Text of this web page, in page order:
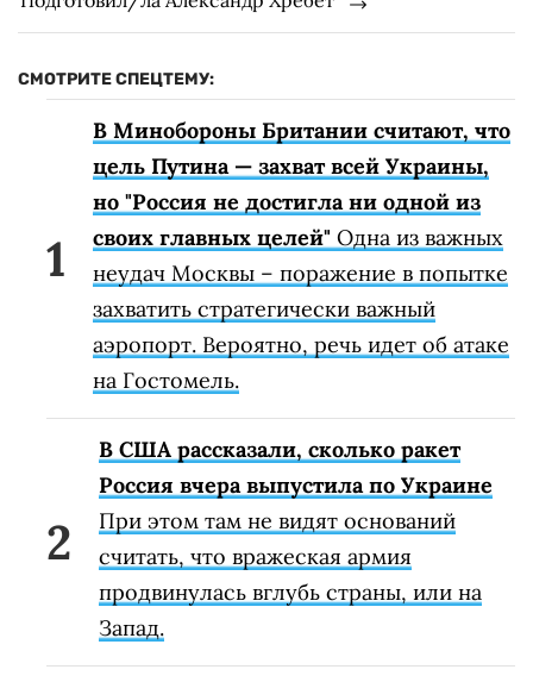
СМОТРИТЕ СПЕЦТЕМУ:
В Минобороны Британии считают, что
цель Путина — захват всей Украины,
но "Россия не достигла ни одной из
своих главных целей" Одна из важных
неудач Москвы – поражение в попытке
захватить стратегически важный
аэропорт. Вероятно, речь идет об атаке
на Гостомель.
В США рассказали, сколько ракет
Россия вчера выпустила по Украине
При этом там не видят оснований
считать, что вражеская армия
продвинулась вглубь страны, или на
Запад.